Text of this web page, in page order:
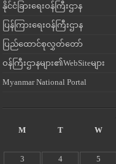
နိုင်ငံခြားရေးဝန်ကြီးဌာန
ပြန်ကြားရေးဝန်ကြီးဌာန
ပြည်ထောင်စုလွှတ်တော်
ဝန်ကြီးဌာနများ၏WebSiteများ
Myanmar National Portal
M
T W
3
4 5